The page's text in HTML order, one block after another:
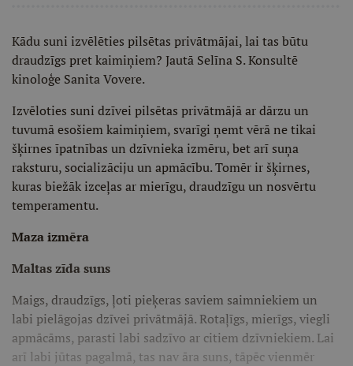
Kādu suni izvēlēties pilsētas privātmājai, lai tas būtu
draudzīgs pret kaimiņiem? Jautā Selīna S. Konsultē
kinoloģe Sanita Vovere.
Izvēloties suni dzīvei pilsētas privātmājā ar dārzu un
tuvumā esošiem kaimiņiem, svarīgi ņemt vērā ne tikai
šķirnes īpatnības un dzīvnieka izmēru, bet arī suņa
raksturu, socializāciju un apmācību. Tomēr ir šķirnes,
kuras biežāk izceļas ar mierīgu, draudzīgu un nosvērtu
temperamentu.
Maza izmēra
Maltas zīda suns
Maigs, draudzīgs, ļoti pieķeras saviem saimniekiem un
labi pielāgojas dzīvei privātmājā. Rotaļīgs, mierīgs, viegli
apmācāms, parasti labi sadzīvo ar citiem dzīvniekiem. Lai
arī labi jūtas pagalmā, tas nav āra suns, tāpēc vienmēr